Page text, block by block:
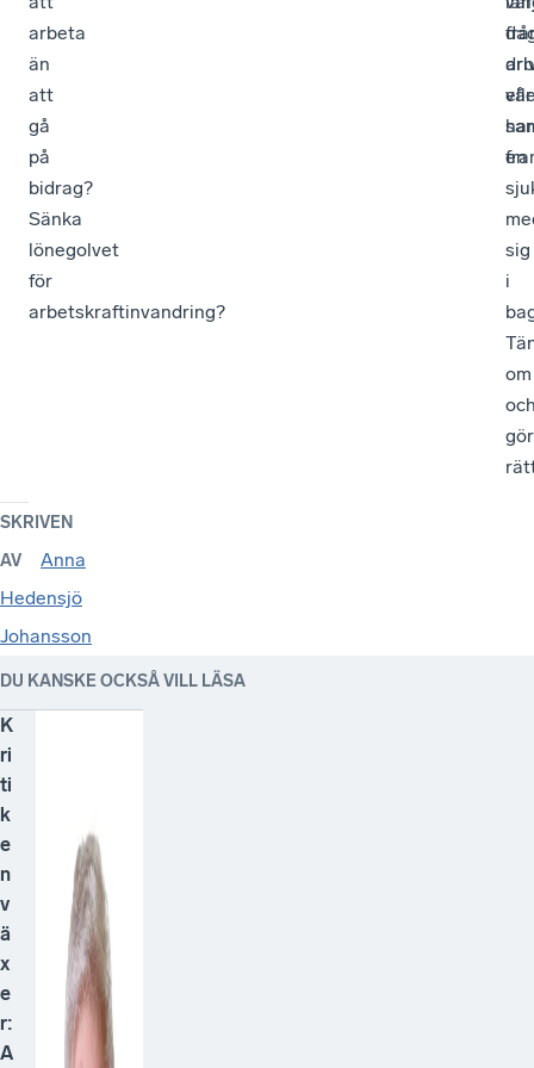
arbeta
än
att
gå
på
bidrag?
Sänka
lönegolvet
för
arbetskraftinvandring?
har
en
sig
i
om
gör
SKRIVEN
AV
Anna
Hedensjö
Johansson
DU KANSKE OCKSÅ VILL LÄSA
K
ri
ti
k
e
n
v
ä
x
e
r:
A